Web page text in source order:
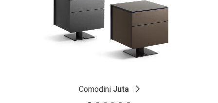
Comodini Juta